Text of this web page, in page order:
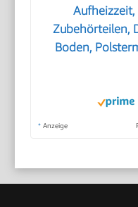
Zubehörteilen,
Boden,
* Anzeige